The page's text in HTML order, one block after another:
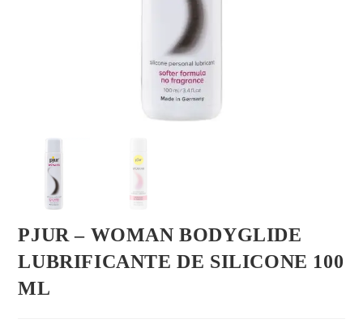
PJUR – WOMAN BODYGLIDE
LUBRIFICANTE DE SILICONE 100
ML